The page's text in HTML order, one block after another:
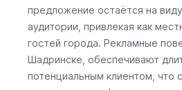
предложение остаётся на
аудитории, привлекая как
гостей города. Рекламные
Шадринске, обеспечивают
потенциальным клиентом, что